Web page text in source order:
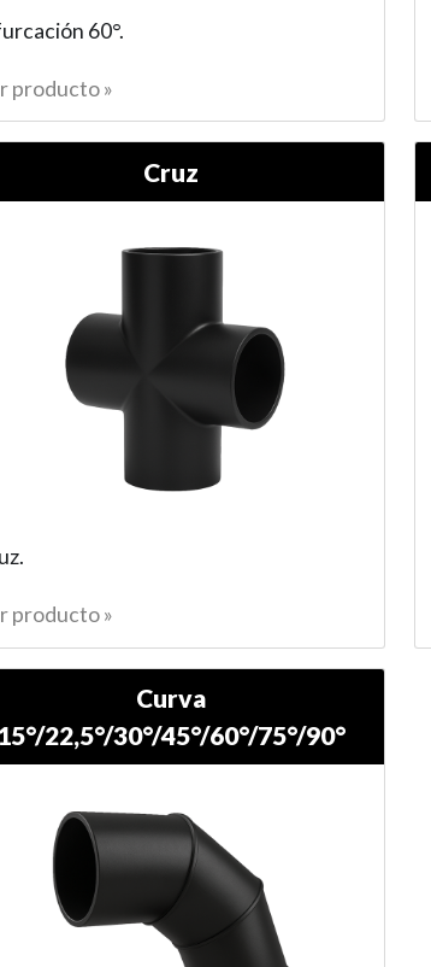
60°.
producto »
Cruz
producto »
Curva
15°/22,5°/30°/45°/60°/75°/90°